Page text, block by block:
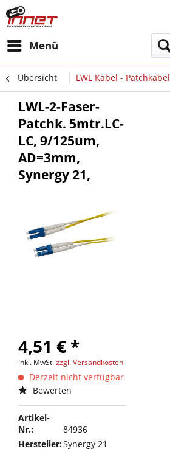
Menü
Übersicht LWL Kabel - Patchkabel
LWL-2-Faser-
Patchk. 5mtr.LC-
LC, 9/125um,
AD=3mm,
Synergy 21,
4,51 € *
inkl. MwSt.zzgl. Versandkosten
Derzeit nicht verfügbar
Bewerten
Artikel-
Nr.:
84936
Hersteller:Synergy 21